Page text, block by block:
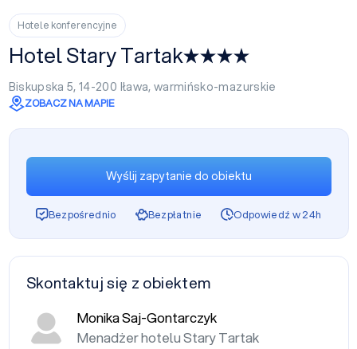
Hotele konferencyjne
Hotel Stary Tartak
Biskupska 5, 14-200 Iława, warmińsko-mazurskie
ZOBACZ NA MAPIE
Wyślij zapytanie do obiektu
Bezpośrednio Bezpłatnie Odpowiedź w 24h
Skontaktuj się z obiektem
Monika Saj-Gontarczyk
Menadżer hotelu Stary Tartak